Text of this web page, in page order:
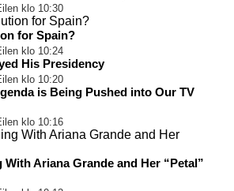
klo 10:30
for Spain?
klo 10:24
His Presidency
klo 10:20
is Being Pushed into Our TV
klo 10:16
Ariana Grande and Her “Petal”